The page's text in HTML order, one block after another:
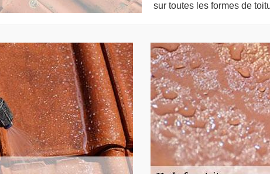
sur toutes les formes de